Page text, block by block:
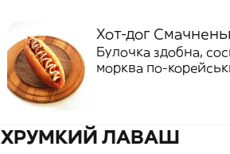
Хот-дог
Булочка здобна,
морква по-
ХРУМКИЙ ЛАВАШ